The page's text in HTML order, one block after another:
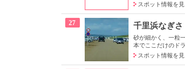
スポット情報を
27 千里浜なぎ
砂が細かく、一粒
本でここだけのド
スポット情報を